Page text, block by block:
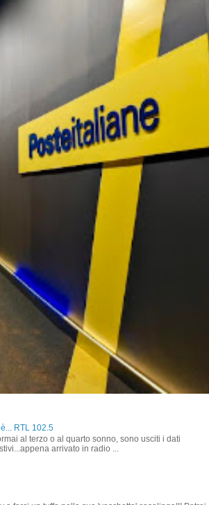
RTL 102.5
al terzo o al quarto sonno, sono usciti i dati
arrivato in radio ...